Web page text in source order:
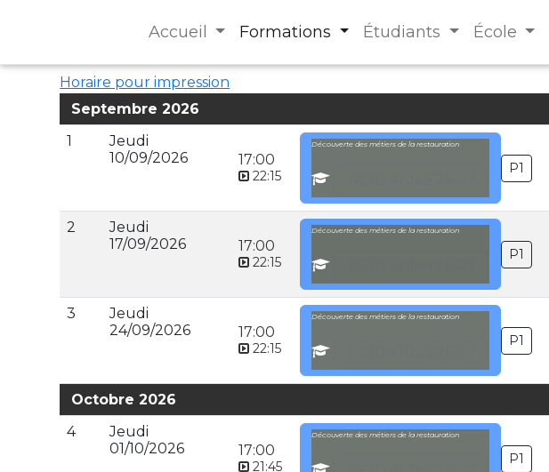
Accueil Formations Étudiants École
Horaire pour impression
Septembre 2026
1
Jeudi
10/09/2026
17:00
22:15
Découverte des métiers de la restauration
P1
2
Jeudi
17/09/2026
17:00
22:15
Découverte des métiers de la restauration
P1
3
Jeudi
24/09/2026
17:00
22:15
Découverte des métiers de la restauration
P1
Octobre 2026
4
Jeudi
01/10/2026
17:00
21:45
Découverte des métiers de la restauration
P1